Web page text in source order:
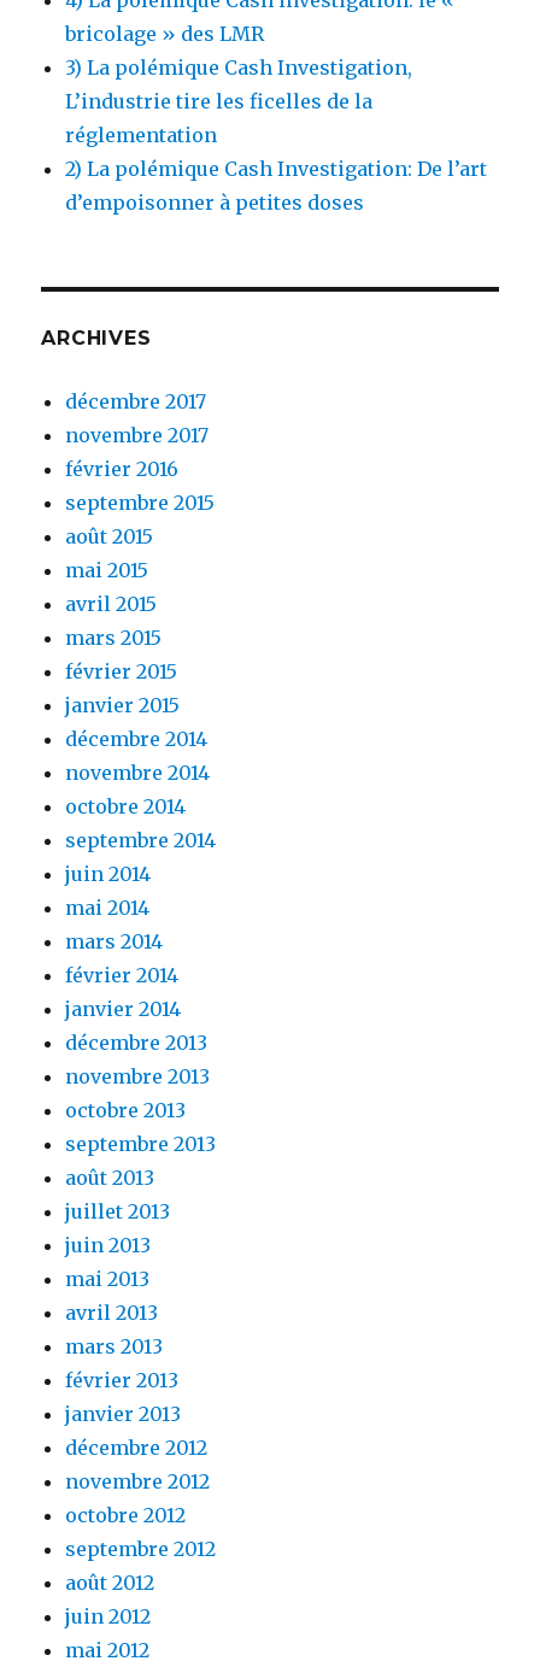
bricolage » des LMR
3) La polémique Cash Investigation,
L’industrie tire les ficelles de la
réglementation
2) La polémique Cash Investigation: De l’art
d’empoisonner à petites doses
ARCHIVES
décembre 2017
novembre 2017
février 2016
septembre 2015
août 2015
mai 2015
avril 2015
mars 2015
février 2015
janvier 2015
décembre 2014
novembre 2014
octobre 2014
septembre 2014
juin 2014
mai 2014
mars 2014
février 2014
janvier 2014
décembre 2013
novembre 2013
octobre 2013
septembre 2013
août 2013
juillet 2013
juin 2013
mai 2013
avril 2013
mars 2013
février 2013
janvier 2013
décembre 2012
novembre 2012
octobre 2012
septembre 2012
août 2012
juin 2012
mai 2012